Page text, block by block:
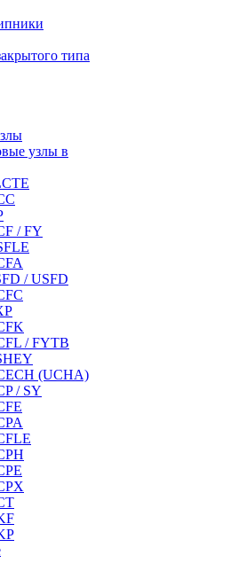
типа
узлы в
/ FY
/ USFD
/ FYTB
(UCHA)
/ SY